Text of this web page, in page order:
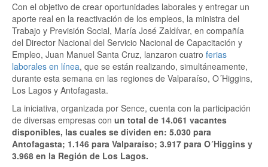
Con el objetivo de crear oportunidades laborales y entregar un
aporte real en la reactivación de los empleos, la ministra del
Trabajo y Previsión Social, María José Zaldívar, en compañía
del Director Nacional del Servicio Nacional de Capacitación y
Empleo, Juan Manuel Santa Cruz, lanzaron cuatro ferias
laborales en línea, que se están realizando, simultáneamente,
durante esta semana en las regiones de Valparaíso, O´Higgins,
Los Lagos y Antofagasta.
La iniciativa, organizada por Sence, cuenta con la participación
de diversas empresas con un total de 14.061 vacantes
disponibles, las cuales se dividen en: 5.030 para
Antofagasta; 1.146 para Valparaíso; 3.917 para O´Higgins y
3.968 en la Región de Los Lagos.